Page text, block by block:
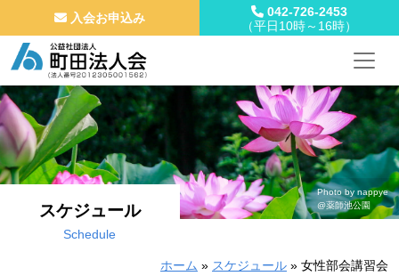
コンテンツへスキップ
メインナビゲーション
入会お申込み
042-726-2453
（平日10時～16時）
スケジュール
Schedule
Photo by nappye
@薬師池公園
ホーム » スケジュール » 女性部会講習会